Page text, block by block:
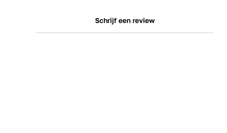
Schrijf een review